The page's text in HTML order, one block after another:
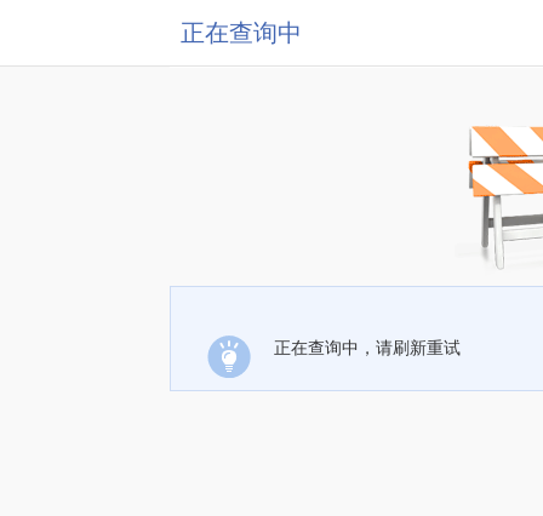
正在查询中
正在查询中，请刷新重试